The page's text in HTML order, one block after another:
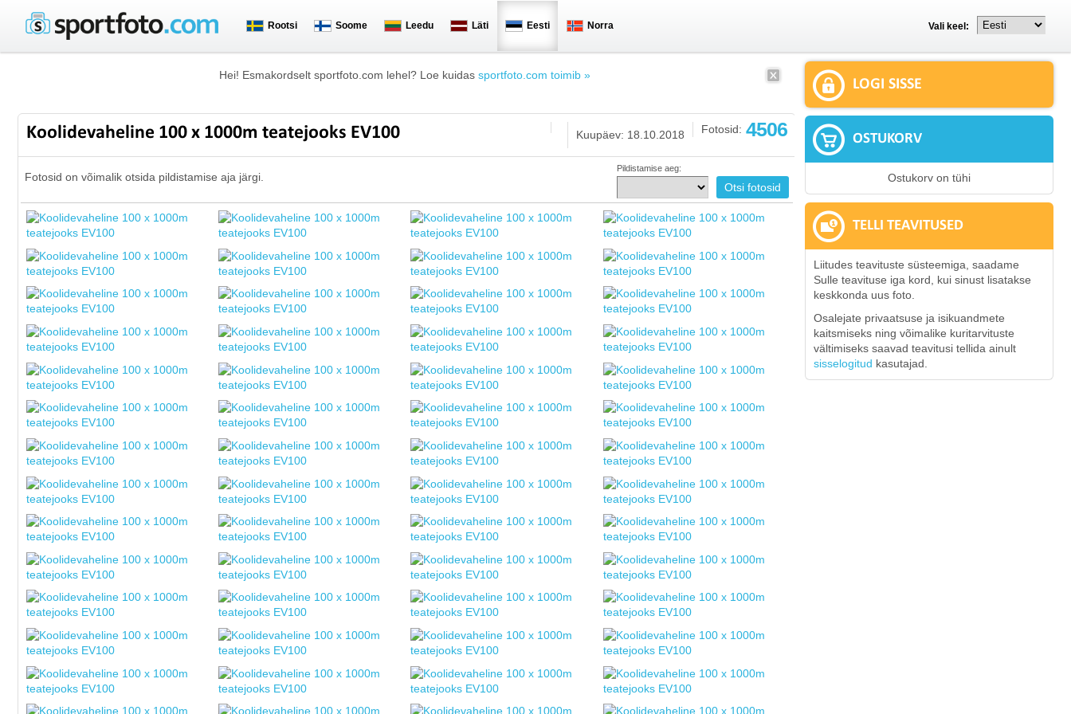
Rootsi Soome Leedu Läti Eesti Norra Vali keel:
Hei! Esmakordselt sportfoto.com lehel? Loe kuidas sportfoto.com toimib »
Koolidevaheline 100 x 1000m teatejooks EV100 Fotosid: 4506
Kuupäev: 18.10.2018
Fotosid on võimalik otsida pildistamise aja järgi.
Pildistamise aeg:
LOGI SISSE
OSTUKORV
Ostukorv on tühi
TELLI TEAVITUSED
Liitudes teavituste süsteemiga, saadame
Sulle teavituse iga kord, kui sinust lisatakse
keskkonda uus foto.
Osalejate privaatsuse ja isikuandmete
kaitsmiseks ning võimalike kuritarvituste
vältimiseks saavad teavitusi tellida ainult
sisselogitud kasutajad.